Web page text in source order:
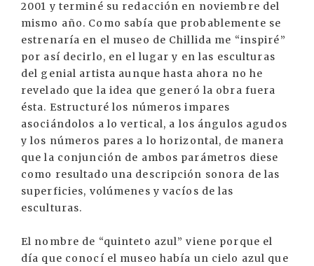
2001 y terminé su redacción en noviembre del
mismo año. Como sabía que probablemente se
estrenaría en el museo de Chillida me “inspiré”
por así decirlo, en el lugar y en las esculturas
del genial artista aunque hasta ahora no he
revelado que la idea que generó la obra fuera
ésta. Estructuré los números impares
asociándolos a lo vertical, a los ángulos agudos
y los números pares a lo horizontal, de manera
que la conjunción de ambos parámetros diese
como resultado una descripción sonora de las
superficies, volúmenes y vacíos de las
esculturas.
El nombre de “quinteto azul” viene porque el
día que conocí el museo había un cielo azul que